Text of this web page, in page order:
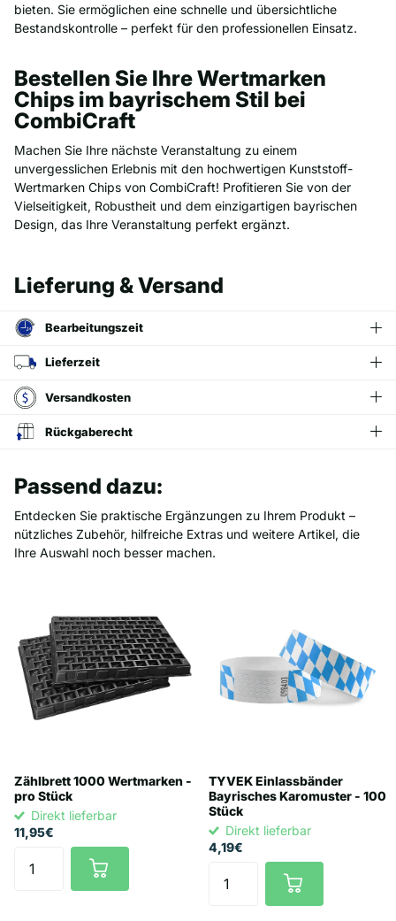
bieten. Sie ermöglichen eine schnelle und übersichtliche
Bestandskontrolle – perfekt für den professionellen Einsatz.
Bestellen Sie Ihre Wertmarken
Chips im bayrischem Stil bei
CombiCraft
Machen Sie Ihre nächste Veranstaltung zu einem
unvergesslichen Erlebnis mit den hochwertigen Kunststoff-
Wertmarken Chips von CombiCraft! Profitieren Sie von der
Vielseitigkeit, Robustheit und dem einzigartigen bayrischen
Design, das Ihre Veranstaltung perfekt ergänzt.
Lieferung & Versand
Bearbeitungszeit
Lieferzeit
Versandkosten
Rückgaberecht
Passend dazu:
Entdecken Sie praktische Ergänzungen zu Ihrem Produkt –
nützliches Zubehör, hilfreiche Extras und weitere Artikel, die
Ihre Auswahl noch besser machen.
Zählbrett 1000 Wertmarken -
pro Stück
Direkt lieferbar
11,95€
TYVEK Einlassbänder
Bayrisches Karomuster - 100
Stück
Direkt lieferbar
4,19€